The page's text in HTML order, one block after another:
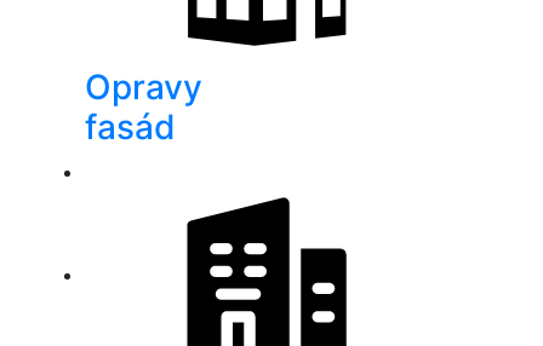
Opravy
fasád